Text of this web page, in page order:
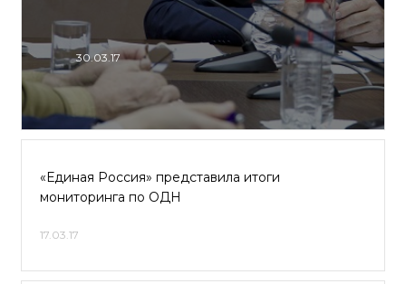
30.03.17
«Единая Россия» представила итоги
мониторинга по ОДН
17.03.17